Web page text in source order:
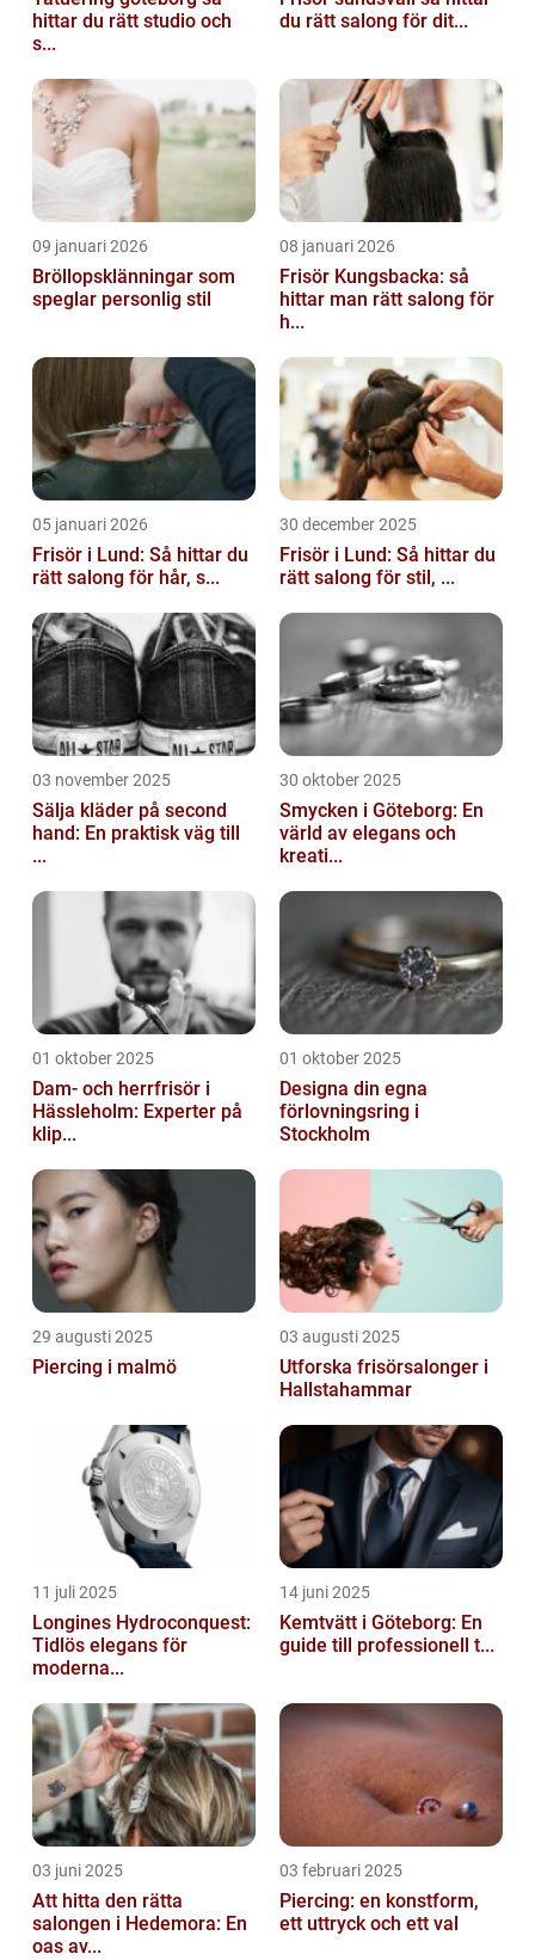
hittar du rätt studio och
s...
du rätt salong för dit...
09 januari 2026
Bröllopsklänningar som
speglar personlig stil
08 januari 2026
Frisör Kungsbacka: så
hittar man rätt salong för
h...
05 januari 2026
Frisör i Lund: Så hittar du
rätt salong för hår, s...
30 december 2025
Frisör i Lund: Så hittar du
rätt salong för stil, ...
03 november 2025
Sälja kläder på second
hand: En praktisk väg till
...
30 oktober 2025
Smycken i Göteborg: En
värld av elegans och
kreati...
01 oktober 2025
Dam- och herrfrisör i
Hässleholm: Experter på
klip...
01 oktober 2025
Designa din egna
förlovningsring i
Stockholm
29 augusti 2025
Piercing i malmö
03 augusti 2025
Utforska frisörsalonger i
Hallstahammar
11 juli 2025
Longines Hydroconquest:
Tidlös elegans för
moderna...
14 juni 2025
Kemtvätt i Göteborg: En
guide till professionell t...
03 juni 2025
Att hitta den rätta
salongen i Hedemora: En
oas av...
03 februari 2025
Piercing: en konstform,
ett uttryck och ett val